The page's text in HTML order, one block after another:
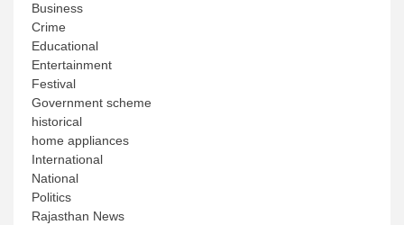
Business
Crime
Educational
Entertainment
Festival
Government scheme
historical
home appliances
International
National
Politics
Rajasthan News